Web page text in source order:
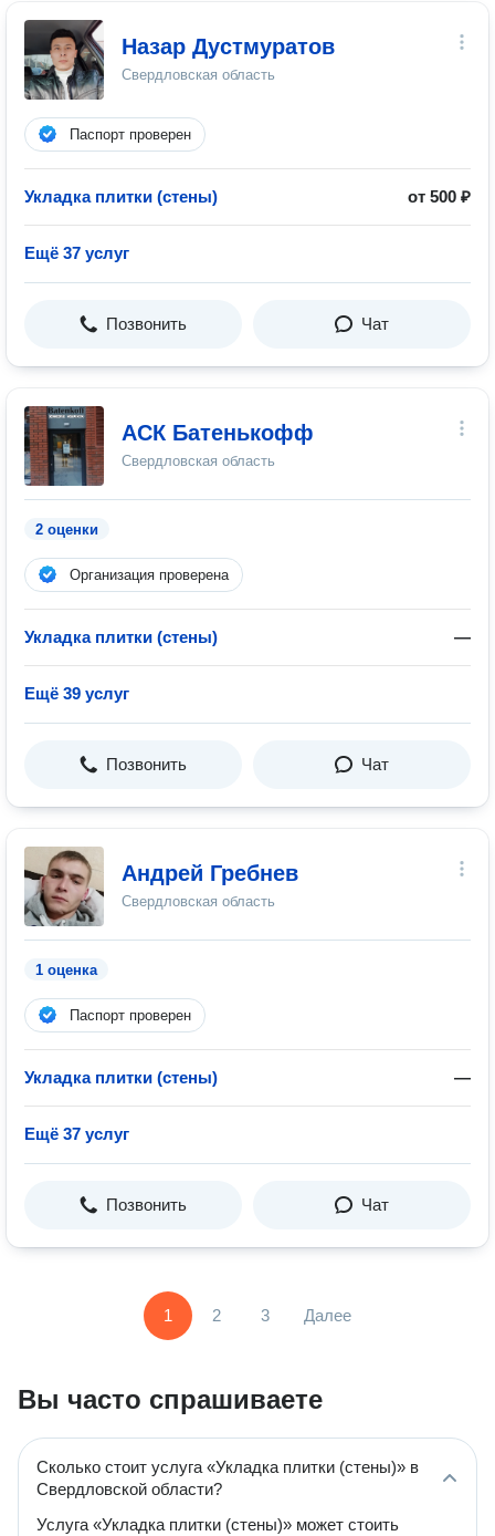
Назар Дустмуратов
Свердловская область
Паспорт проверен
Укладка плитки (стены) от 500 ₽
Ещё 37 услуг
Позвонить Чат
АСК Батенькофф
Свердловская область
2 оценки
Организация проверена
Укладка плитки (стены) —
Ещё 39 услуг
Позвонить Чат
Андрей Гребнев
Свердловская область
1 оценка
Паспорт проверен
Укладка плитки (стены) —
Ещё 37 услуг
Позвонить Чат
1 2 3 Далее
Вы часто спрашиваете
Сколько стоит услуга «Укладка плитки (стены)» в
Свердловской области?
Услуга «Укладка плитки (стены)» может стоить